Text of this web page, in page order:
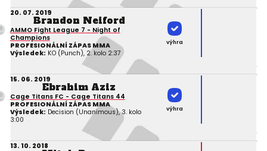
20. 07. 2019
Brandon Neiford
AMMO Fight League 7 - Night of
Champions
PROFESIONÁLNÍ ZÁPAS MMA
Výsledek: KO (Punch), 2. kolo 2:37
výhra
15. 06. 2019
Ebrahim Aziz
Cage Titans FC - Cage Titans 44
PROFESIONÁLNÍ ZÁPAS MMA
Výsledek: Decision (Unanimous), 3. kolo
3:00
výhra
13. 10. 2018